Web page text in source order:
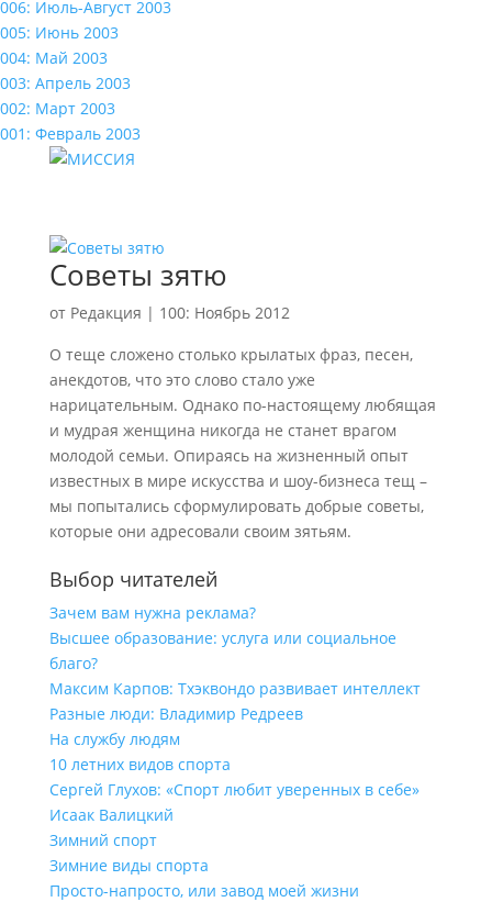
006: Июль-Август 2003
005: Июнь 2003
004: Май 2003
003: Апрель 2003
002: Март 2003
001: Февраль 2003
Советы зятю
от Редакция | 100: Ноябрь 2012
О теще сложено столько крылатых фраз, песен,
анекдотов, что это слово стало уже
нарицательным. Однако по-настоящему любящая
и мудрая женщина никогда не станет врагом
молодой семьи. Опираясь на жизненный опыт
известных в мире искусства и шоу-бизнеса тещ –
мы попытались сформулировать добрые советы,
которые они адресовали своим зятьям.
Выбор читателей
Зачем вам нужна реклама?
Высшее образование: услуга или социальное
благо?
Максим Карпов: Тхэквондо развивает интеллект
Разные люди: Владимир Редреев
На службу людям
10 летних видов спорта
Сергей Глухов: «Спорт любит уверенных в себе»
Исаак Валицкий
Зимний спорт
Зимние виды спорта
Просто-напросто, или завод моей жизни